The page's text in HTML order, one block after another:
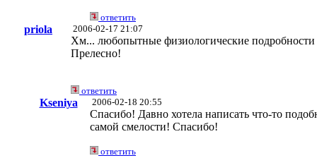
ответить
priola 2006-02-17 21:07
Хм... любопытные физиологические подробности
Прелесно!
ответить
Kseniya 2006-02-18 20:55
Спасибо! Давно хотела написать что-то
самой смелости! Спасибо!
ответить